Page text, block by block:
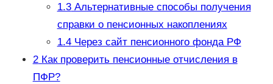
1.3Альтернативные способы получения
справки о пенсионных накоплениях
1.4Через сайт пенсионного фонда РФ
2Как проверить пенсионные отчисления в
ПФР?